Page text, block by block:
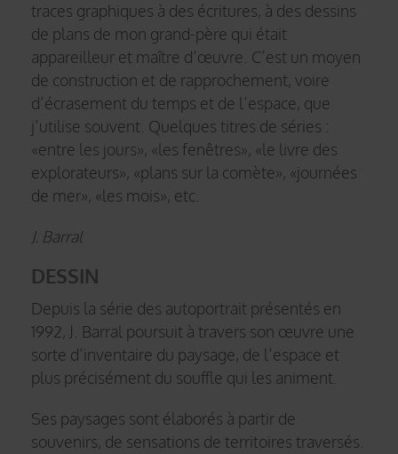
traces graphiques à des écritures, à des dessins
de plans de mon grand-père qui était
appareilleur et maître d’œuvre. C’est un moyen
de construction et de rapprochement, voire
d’écrasement du temps et de l’espace, que
j’utilise souvent. Quelques titres de séries :
«entre les jours», «les fenêtres», «le livre des
explorateurs», «plans sur la comète», «journées
de mer», «les mois», etc.
J. Barral
DESSIN
Depuis la série des autoportrait présentés en
1992, J. Barral poursuit à travers son œuvre une
sorte d’inventaire du paysage, de l’espace et
plus précisément du souffle qui les animent.
Ses paysages sont élaborés à partir de
souvenirs, de sensations de territoires traversés.